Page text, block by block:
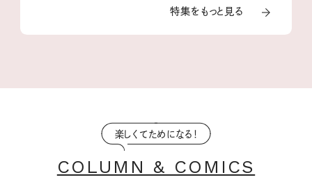
特集をもっと見る
楽しくてためになる！
COLUMN & COMICS